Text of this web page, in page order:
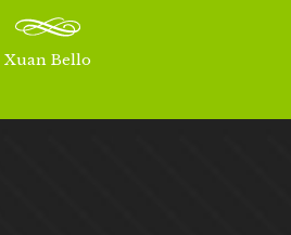
Xuan Bello